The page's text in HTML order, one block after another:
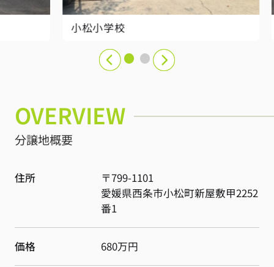
小松小学校
OVERVIEW
分譲地概要
住所
〒799-1101
愛媛県西条市小松町新屋敷甲2252
番1
価格 680万円